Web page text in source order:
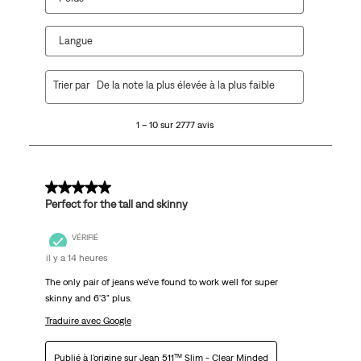
Langue
2777
1 – 10 sur 2777 avis
Trier par De la note la plus élevée à la plus faible
5 sur 5 étoiles.
Perfect for the tall and skinny
VÉRIFIÉ
il y a 14 heures
The only pair of jeans we've found to work well for super
skinny and 6'3" plus.
Traduire avec Google
Publié à l'origine sur Jean 511™ Slim - Clear Minded